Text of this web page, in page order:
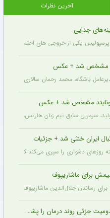
آخرین نظرات
جدایی
پرسپولیس یکی از خروجی های احتمالی
مشخص شد + عکس
باشگاه، محمد رحمان سالاری به
مشخص شد + عکس
سرمربی سابق تیم زنان هارتس، را
ایران خنثی شد + جزئیات
روزهای دشواری را سپری می‌کند که در
برای ماشاریپوف
برای رساندن جلال‌الدین ماشاریپوف به
روند درمان را پشت سر گذاشت + عکس